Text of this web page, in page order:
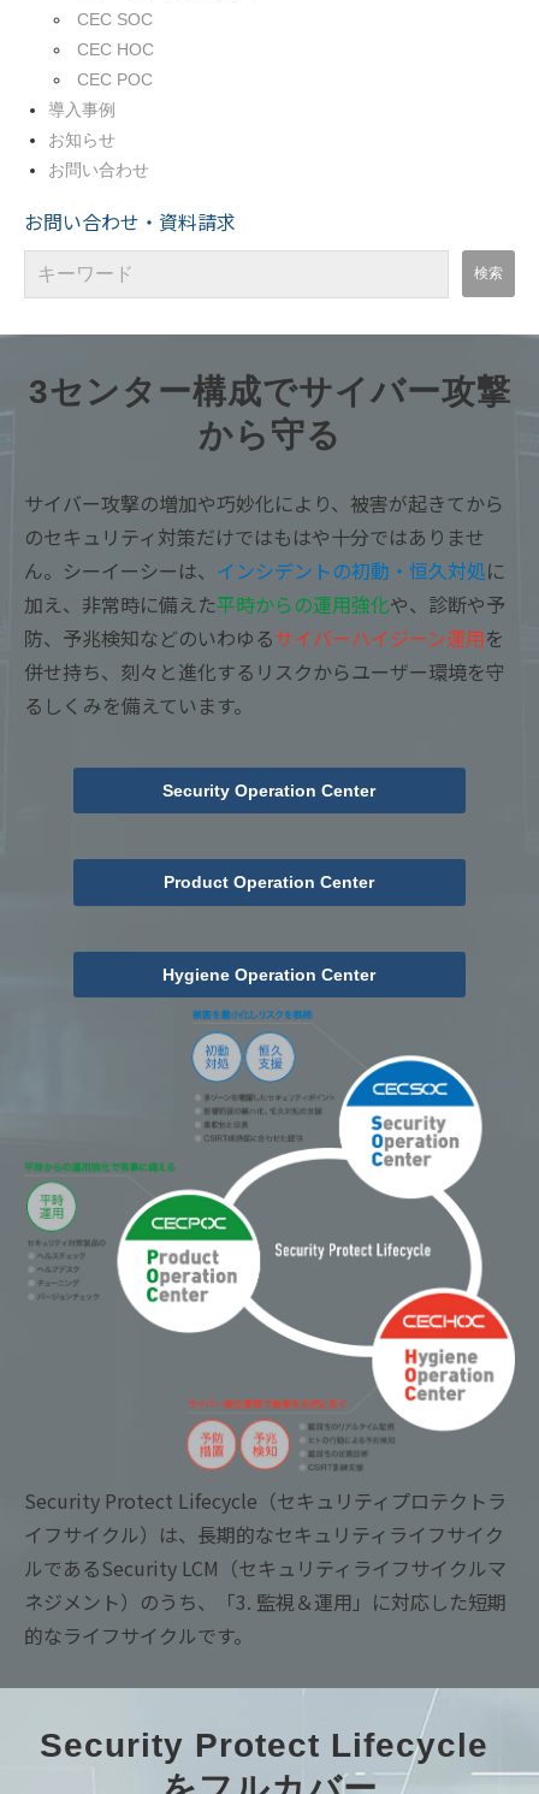
CEC SOC
CEC HOC
CEC POC
導入事例
お知らせ
お問い合わせ
お問い合わせ・資料請求
3センター構成でサイバー攻撃
から守る
サイバー攻撃の増加や巧妙化により、被害が起きてから
のセキュリティ対策だけではもはや十分ではありませ
ん。シーイーシーは、 インシデントの初動・恒久対処に
加え、非常時に備えた平時からの運用強化や、診断や予
防、予兆検知などのいわゆるサイバーハイジーン運用を
併せ持ち、刻々と進化するリスクからユーザー環境を守
るしくみを備えています。
Security Operation Center
Product Operation Center
Hygiene Operation Center
Security Protect Lifecycle（セキュリティプロテクトラ
イフサイクル）は、長期的なセキュリティライフサイク
ルであるSecurity LCM（セキュリティライフサイクルマ
ネジメント）のうち、「3. 監視＆運用」に対応した短期
的なライフサイクルです。
Security Protect Lifecycle